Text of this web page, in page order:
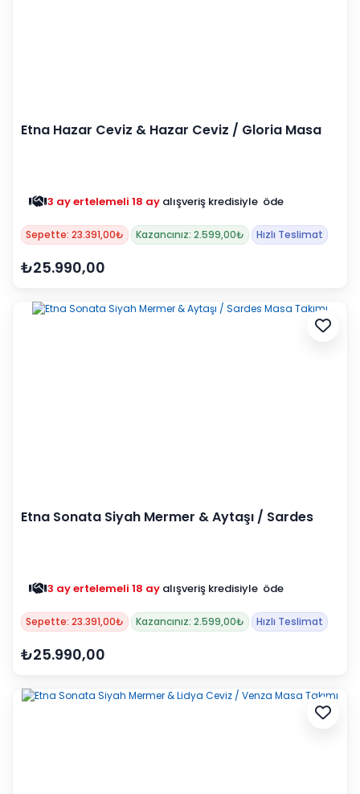
Etna Hazar Ceviz & Hazar Ceviz / Gloria Masa
3 ay ertelemeli 18 ay alışveriş kredisiyle öde
Sepette: 23.391,00₺ Kazancınız: 2.599,00₺ Hızlı Teslimat
₺25.990,00
Etna Sonata Siyah Mermer & Aytaşı / Sardes
3 ay ertelemeli 18 ay alışveriş kredisiyle öde
Sepette: 23.391,00₺ Kazancınız: 2.599,00₺ Hızlı Teslimat
₺25.990,00